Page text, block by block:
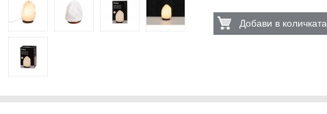
Добави в количката